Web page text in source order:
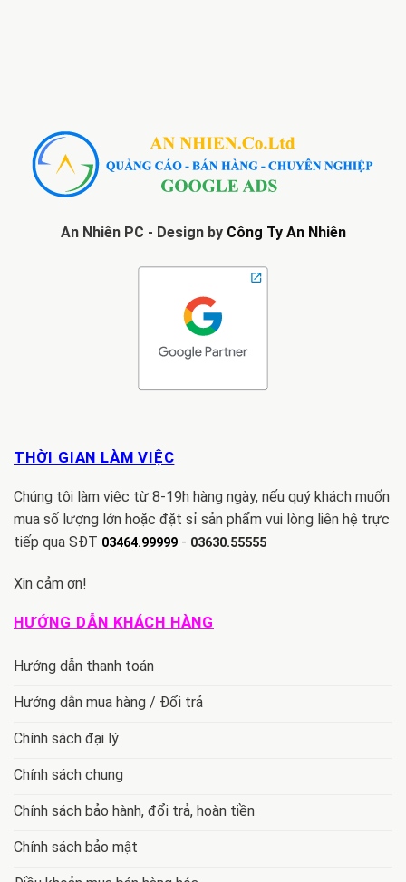
An Nhiên PC - Design by Công Ty An Nhiên
THỜI GIAN LÀM VIỆC
Chúng tôi làm việc từ 8-19h hàng ngày, nếu quý khách muốn
mua số lượng lớn hoặc đặt sỉ sản phẩm vui lòng liên hệ trực
tiếp qua SĐT 03464.99999 - 03630.55555
Xin cảm ơn!
HƯỚNG DẪN KHÁCH HÀNG
Hướng dẫn thanh toán
Hướng dẫn mua hàng / Đổi trả
Chính sách đại lý
Chính sách chung
Chính sách bảo hành, đổi trả, hoàn tiền
Chính sách bảo mật